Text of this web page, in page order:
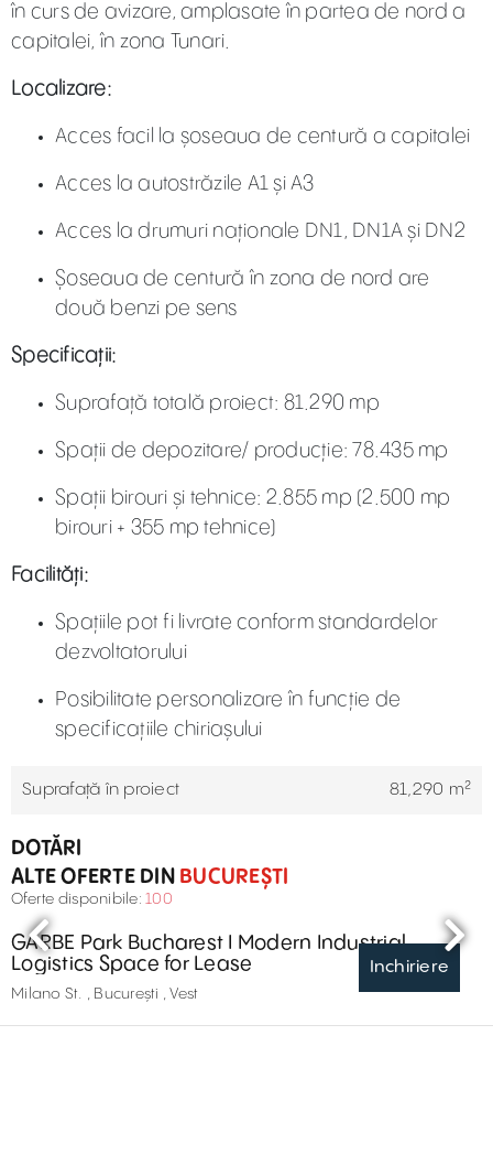
în curs de avizare, amplasate în partea de nord a
capitalei, în zona Tunari.
Localizare:
Acces facil la șoseaua de centură a capitalei
Acces la autostrăzile A1 și A3
Acces la drumuri naționale DN1, DN1A și DN2
Șoseaua de centură în zona de nord are
două benzi pe sens
Specificații:
Suprafață totală proiect: 81.290 mp
Spații de depozitare/ producție: 78.435 mp
Spații birouri și tehnice: 2.855 mp (2.500 mp
birouri + 355 mp tehnice)
Facilități:
Spațiile pot fi livrate conform standardelor
dezvoltatorului
Posibilitate personalizare în funcție de
specificațiile chiriașului
Suprafaţă în proiect 81,290 m²
DOTĂRI
ALTE OFERTE DINBUCUREȘTI
Oferte disponibile: 100
Inchiriere
GARBE Park Bucharest I Modern Industrial
Logistics Space for Lease
Milano St. , București , Vest